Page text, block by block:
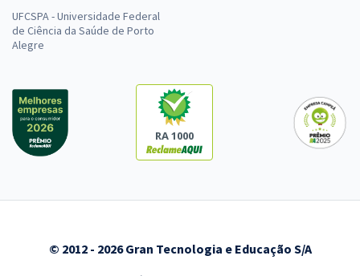
UFCSPA - Universidade Federal
de Ciência da Saúde de Porto
Alegre
RA 1000
© 2012 - 2026 Gran Tecnologia e Educação S/A